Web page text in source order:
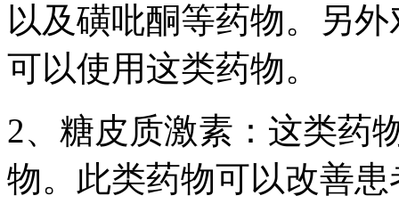
以及磺吡酮等药物。另
可以使用这类药物。
2、糖皮质激素：这类药
物。此类药物可以改善